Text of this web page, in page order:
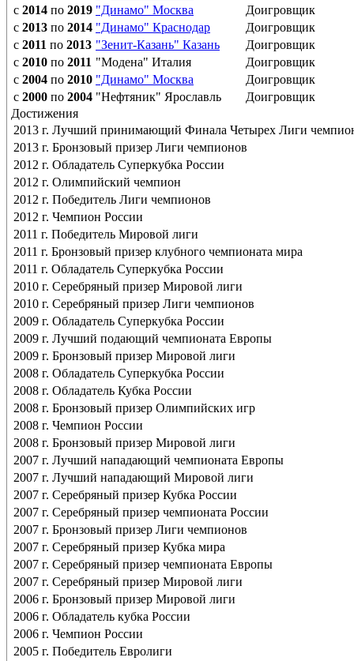
с 2014 по 2019 "Динамо" Москва
Доигровщик
с 2013 по 2014 "Динамо" Краснодар
Доигровщик
с 2011 по 2013 "Зенит-Казань" Казань
Доигровщик
с 2010 по 2011 "Модена" Италия
Доигровщик
с 2004 по 2010 "Динамо" Москва
Доигровщик
с 2000 по 2004 "Нефтяник" Ярославль
Доигровщик
Достижения
2013 г. Лучший принимающий Финала Четырех Лиги
2013 г. Бронзовый призер Лиги чемпионов
2012 г. Обладатель Суперкубка России
2012 г. Олимпийский чемпион
2012 г. Победитель Лиги чемпионов
2012 г. Чемпион России
2011 г. Победитель Мировой лиги
2011 г. Бронзовый призер клубного чемпионата мира
2011 г. Обладатель Суперкубка России
2010 г. Серебряный призер Мировой лиги
2010 г. Серебряный призер Лиги чемпионов
2009 г. Обладатель Суперкубка России
2009 г. Лучший подающий чемпионата Европы
2009 г. Бронзовый призер Мировой лиги
2008 г. Обладатель Суперкубка России
2008 г. Обладатель Кубка России
2008 г. Бронзовый призер Олимпийских игр
2008 г. Чемпион России
2008 г. Бронзовый призер Мировой лиги
2007 г. Лучший нападающий чемпионата Европы
2007 г. Лучший нападающий Мировой лиги
2007 г. Серебряный призер Кубка России
2007 г. Серебряный призер чемпионата России
2007 г. Бронзовый призер Лиги чемпионов
2007 г. Серебряный призер Кубка мира
2007 г. Серебряный призер чемпионата Европы
2007 г. Серебряный призер Мировой лиги
2006 г. Бронзовый призер Мировой лиги
2006 г. Обладатель кубка России
2006 г. Чемпион России
2005 г. Победитель Евролиги